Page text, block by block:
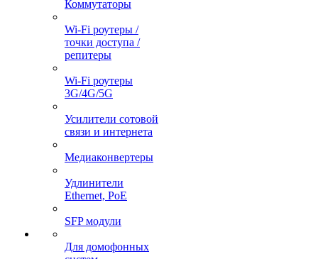
Коммутаторы
Wi-Fi роутеры /
точки доступа /
репитеры
Wi-Fi роутеры
3G/4G/5G
Усилители сотовой
связи и интернета
Медиаконвертеры
Удлинители
Ethernet, PoE
SFP модули
Для домофонных